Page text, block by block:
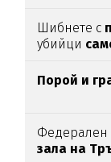
Шибнете с
убийци
Порой и
Федерален
зала на